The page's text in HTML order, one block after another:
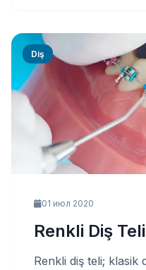
Diş
01 июл 2020
Renkli Diş Teli
Renkli diş teli; klasik